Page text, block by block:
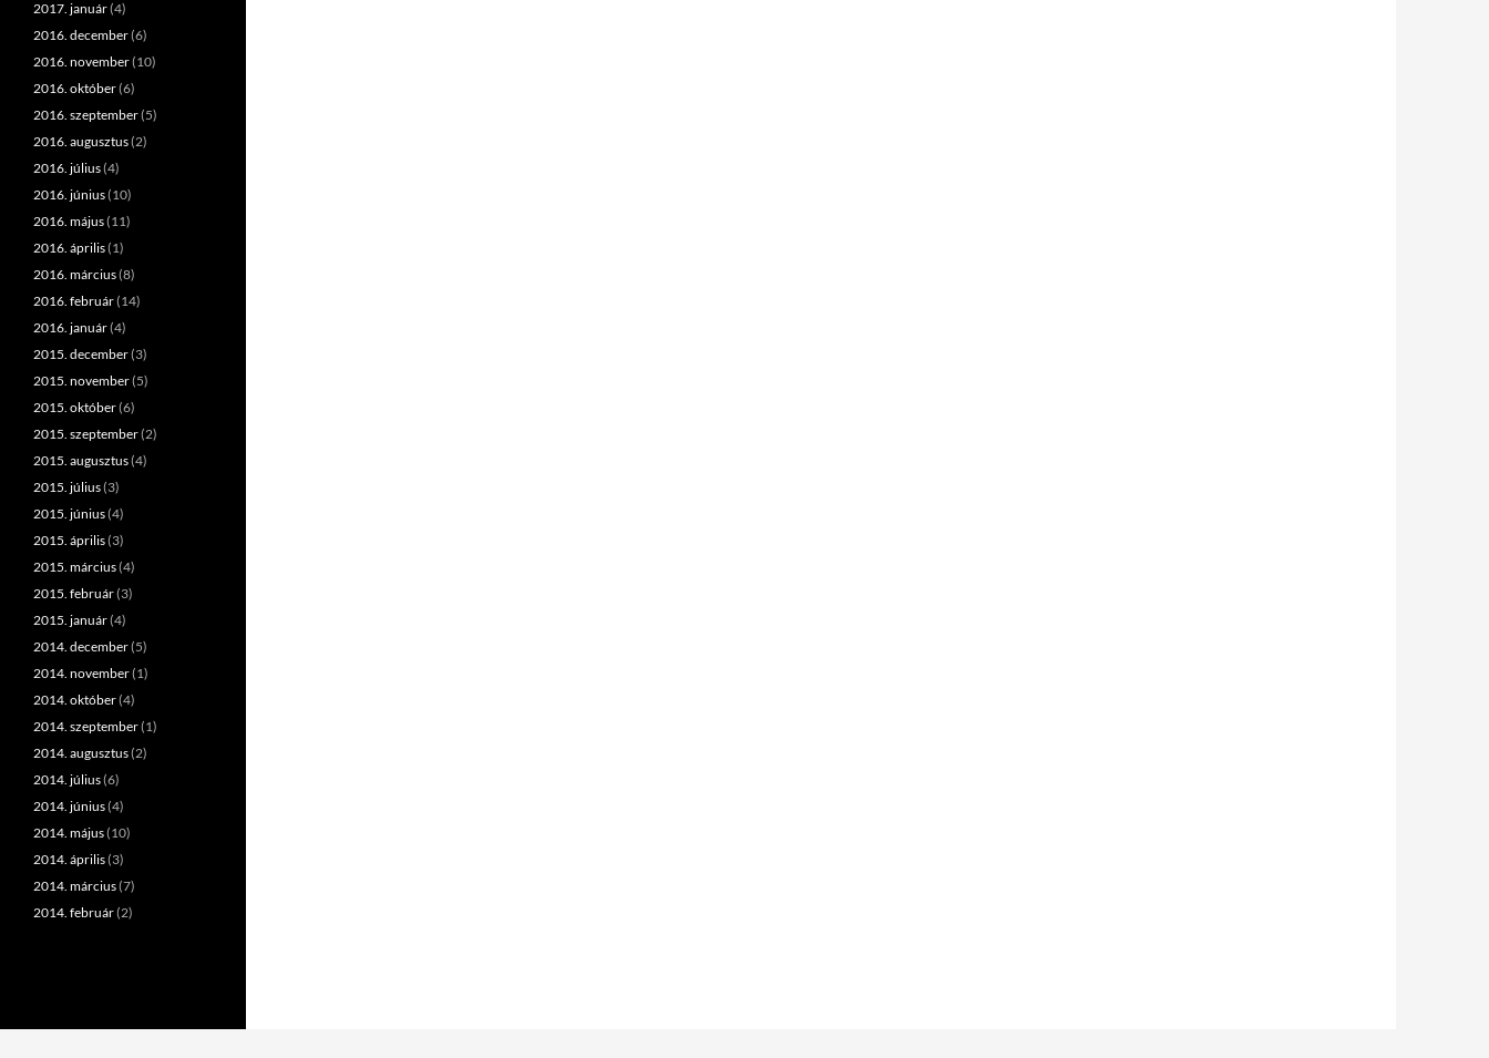
2017. január(4)
2016. december(6)
2016. november(10)
2016. október(6)
2016. szeptember(5)
2016. augusztus(2)
2016. július(4)
2016. június(10)
2016. május(11)
2016. április(1)
2016. március(8)
2016. február(14)
2016. január(4)
2015. december(3)
2015. november(5)
2015. október(6)
2015. szeptember(2)
2015. augusztus(4)
2015. július(3)
2015. június(4)
2015. április(3)
2015. március(4)
2015. február(3)
2015. január(4)
2014. december(5)
2014. november(1)
2014. október(4)
2014. szeptember(1)
2014. augusztus(2)
2014. július(6)
2014. június(4)
2014. május(10)
2014. április(3)
2014. március(7)
2014. február(2)